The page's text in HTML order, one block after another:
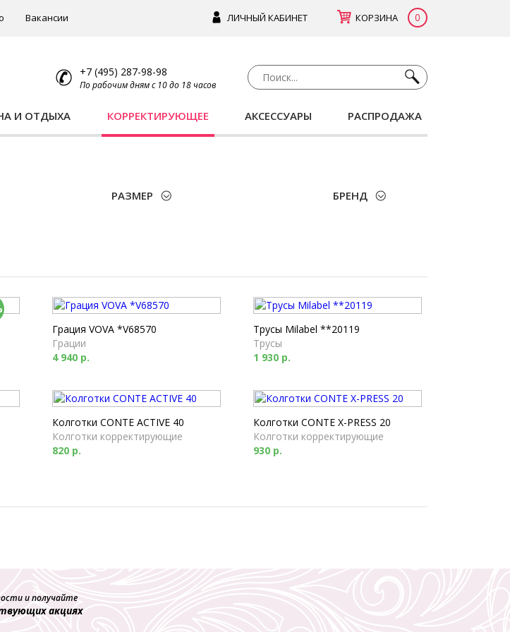
ЛИЧНЫЙ КАБИНЕТ КОРЗИНА 0
Вакансии
+7 (495) 287-98-98
По рабочим дням с 10 до 18 часов
И ОТДЫХА КОРРЕКТИРУЮЩЕЕ АКСЕССУАРЫ РАСПРОДАЖА
РАЗМЕР БРЕНД
Грация VOVA *V68570
Грации
4 940 р.
Трусы Milabel **20119
Трусы
1 930 р.
Колготки CONTE ACTIVE 40
Колготки корректирующие
820 р.
Колготки CONTE X-PRESS 20
Колготки корректирующие
930 р.
и получайте
акциях